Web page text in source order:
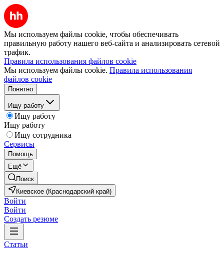
Мы используем файлы cookie, чтобы обеспечивать
правильную работу нашего веб-сайта и анализировать сетевой
трафик.
Правила использования файлов cookie
Мы используем файлы cookie. Правила использования
файлов cookie
Понятно
Ищу работу
Ищу работу
Ищу работу
Ищу сотрудника
Сервисы
Помощь
Ещё
Поиск
Киевское (Краснодарский край)
Войти
Войти
Создать резюме
Статьи